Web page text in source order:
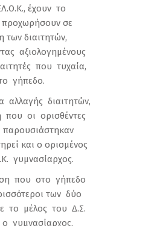
έχουν το
σε
των διαιτητών,
αξιολογημένους
που τυχαία,
γήπεδο.
αλλαγής διαιτητών,
οι ορισθέντες
παρουσιάστηκαν
και ο ορισμένος
γυμνασίαρχος.
που στο γήπεδο
των δύο
το μέλος του Δ.Σ.
γυμνασίαρχος,